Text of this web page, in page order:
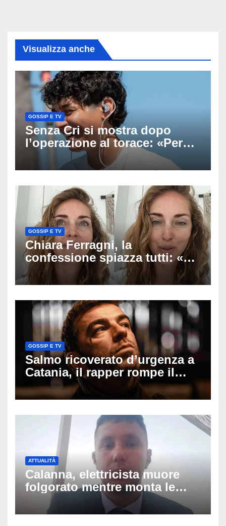
Visualizza anche
GOSSIP E TV
Senza Cri si mostra dopo
l’operazione al torace: «Per
anni mi sentivo in trappola», il
racconto sul difficile percorso
GOSSIP E TV
Chiara Ferragni, la
confessione spiazza tutti: «Un
mio ex voleva che mi rifacessi
il seno». Poi svela i ritocchi di
GOSSIP E TV
Salmo ricoverato d’urgenza a
Catania, il rapper rompe il
silenzio dopo la notte in
ospedale: come sta e cosa
ATTUALITÀ
Calanna, elettricista muore
folgorato mentre monta le
luminarie della festa: chi era
Fabio Calabrò e cosa è